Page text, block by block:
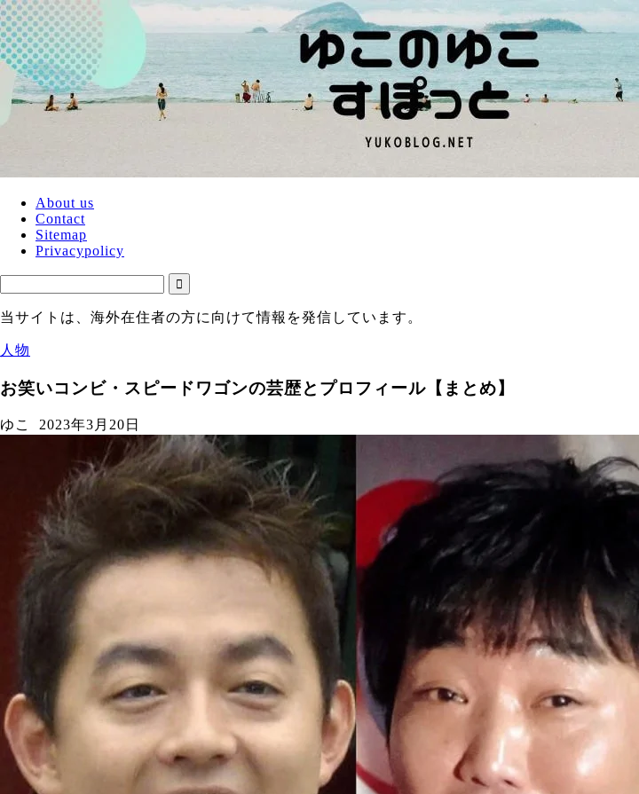
About us
Contact
Sitemap
Privacypolicy
当サイトは、海外在住者の方に向けて情報を発信しています。
人物
お笑いコンビ・スピードワゴンの芸歴とプロフィール【まとめ】
ゆこ 2023年3月20日